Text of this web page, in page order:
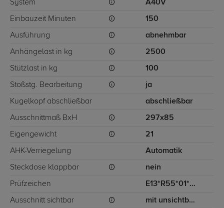
System A40V
Einbauzeit Minuten 150
Ausführung abnehmbar
Anhängelast in kg 2500
Stützlast in kg 100
Stoßstg. Bearbeitung ja
Kugelkopf abschließbar abschließbar
Ausschnittmaß BxH 297x85
Eigengewicht 21
AHK-Verriegelung Automatik
Steckdose klappbar nein
Prüfzeichen E13*R55*01*3612
Ausschnitt sichtbar mit unsichtbarem Ausschnitt für Stoßstange